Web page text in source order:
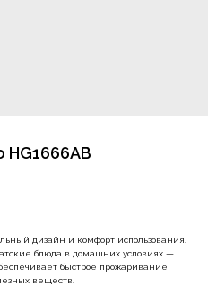
HG1666AB
дизайн и комфорт использования.
блюда в домашних условиях —
быстрое прожаривание
веществ.